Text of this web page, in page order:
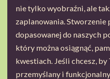
nie tylko wyobraźni, ale
zaplanowania.
dopasowanej do naszych
który można osiągnąć,
kwestiach. Jeśli chcesz,
przemyślany i